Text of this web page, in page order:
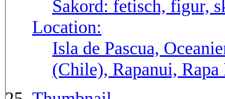
Sakord: fetisch, figur,
Location:
Isla de Pascua,
(Chile), Rapanui,